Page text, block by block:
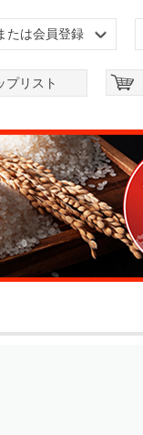
たは会員登録
プリスト